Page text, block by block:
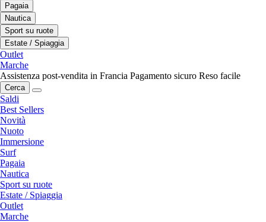
Pagaia
Nautica
Sport su ruote
Estate / Spiaggia
Outlet
Marche
Assistenza post-vendita in Francia Pagamento sicuro Reso facile
Cerca
Saldi
Best Sellers
Novità
Nuoto
Immersione
Surf
Pagaia
Nautica
Sport su ruote
Estate / Spiaggia
Outlet
Marche